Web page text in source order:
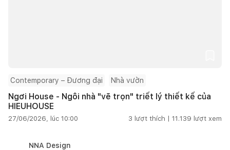
Contemporary – Đương đại Nhà vườn
Ngơi House - Ngôi nhà "vẽ trọn" triết lý thiết kế của
HIEUHOUSE
27/06/2026, lúc 10:00 3 lượt thích | 11.139 lượt xem
NNA Design